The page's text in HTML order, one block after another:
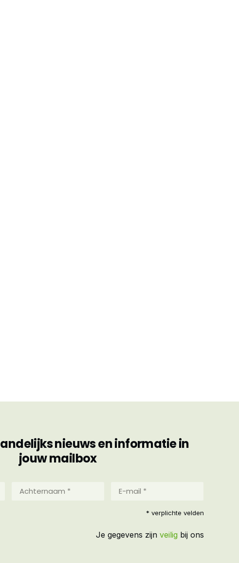
nieuws en informatie in
jouw mailbox
Achternaam
mail
* verplichte velden
Je gegevens zijn veilig bij ons